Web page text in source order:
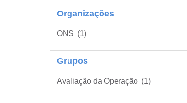
Organizações
ONS (1)
Grupos
Avaliação da Operação (1)